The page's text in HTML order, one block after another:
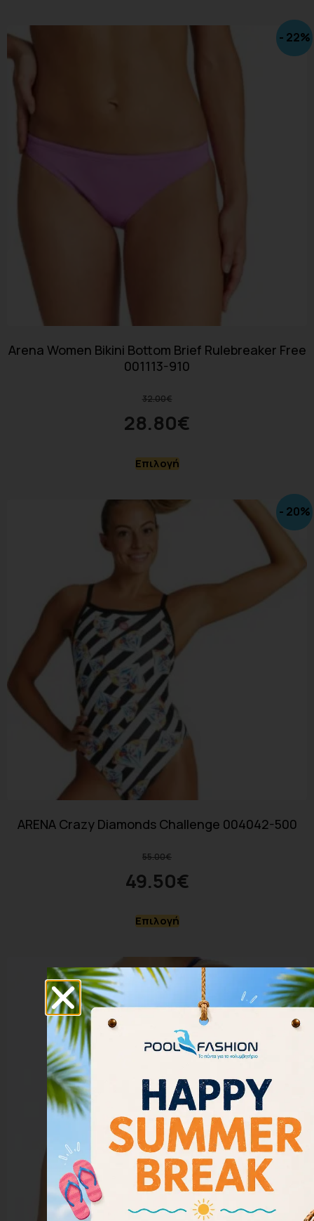
- 22%
Arena Women Bikini Bottom Brief Rulebreaker Free
001113-910
32.00€
28.80€
Επιλογή
- 20%
ARENA Crazy Diamonds Challenge 004042-500
55.00€
49.50€
Επιλογή